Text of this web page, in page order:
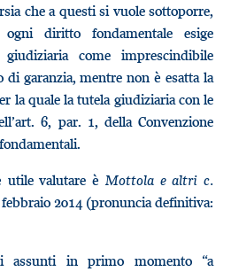
che a questi si vuole sottoporre,
diritto fondamentale esige
come imprescindibile
garanzia, mentre non è esatta la
la quale la tutela giudiziaria con le
6, par. 1, della Convenzione
valutare è Mottola e altri c.
2014 (pronuncia definitiva:
assunti in primo momento “a